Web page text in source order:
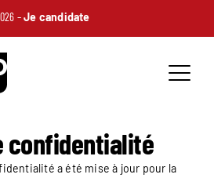
–Je candidate
confidentialité
a été mise à jour pour la